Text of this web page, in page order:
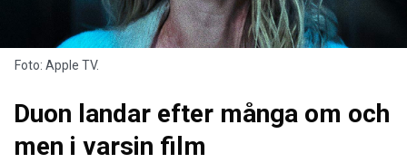
Foto: Apple TV.
Duon landar efter många om och
men i varsin film